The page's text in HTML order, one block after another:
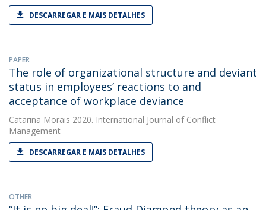
DESCARREGAR E MAIS DETALHES
PAPER
The role of organizational structure and deviant
status in employees’ reactions to and
acceptance of workplace deviance
Catarina Morais 2020. International Journal of Conflict
Management
DESCARREGAR E MAIS DETALHES
OTHER